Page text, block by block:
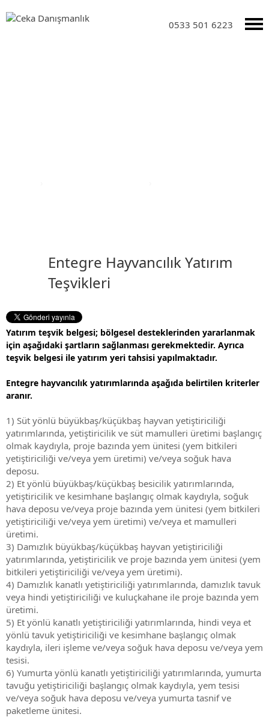
0533 501 6223
Entegre Hayvancılık Yatırım
Teşvikleri
Yatırım teşvik belgesi; bölgesel desteklerinden yararlanmak
için aşağıdaki şartların sağlanması gerekmektedir. Ayrıca
teşvik belgesi ile yatırım yeri tahsisi yapılmaktadır.
Entegre hayvancılık yatırımlarında aşağıda belirtilen kriterler
aranır.
1) Süt yönlü büyükbaş/küçükbaş hayvan yetiştiriciliği
yatırımlarında, yetiştiricilik ve süt mamulleri üretimi başlangıç
olmak kaydıyla, proje bazında yem ünitesi (yem bitkileri
yetiştiriciliği ve/veya yem üretimi) ve/veya soğuk hava
deposu.
2) Et yönlü büyükbaş/küçükbaş besicilik yatırımlarında,
yetiştiricilik ve kesimhane başlangıç olmak kaydıyla, soğuk
hava deposu ve/veya proje bazında yem ünitesi (yem bitkileri
yetiştiriciliği ve/veya yem üretimi) ve/veya et mamulleri
üretimi.
3) Damızlık büyükbaş/küçükbaş hayvan yetiştiriciliği
yatırımlarında, yetiştiricilik ve proje bazında yem ünitesi (yem
bitkileri yetiştiriciliği ve/veya yem üretimi).
4) Damızlık kanatlı yetiştiriciliği yatırımlarında, damızlık tavuk
veya hindi yetiştiriciliği ve kuluçkahane ile proje bazında yem
üretimi.
5) Et yönlü kanatlı yetiştiriciliği yatırımlarında, hindi veya et
yönlü tavuk yetiştiriciliği ve kesimhane başlangıç olmak
kaydıyla, ileri işleme ve/veya soğuk hava deposu ve/veya yem
tesisi.
6) Yumurta yönlü kanatlı yetiştiriciliği yatırımlarında, yumurta
tavuğu yetiştiriciliği başlangıç olmak kaydıyla, yem tesisi
ve/veya soğuk hava deposu ve/veya yumurta tasnif ve
paketleme ünitesi.